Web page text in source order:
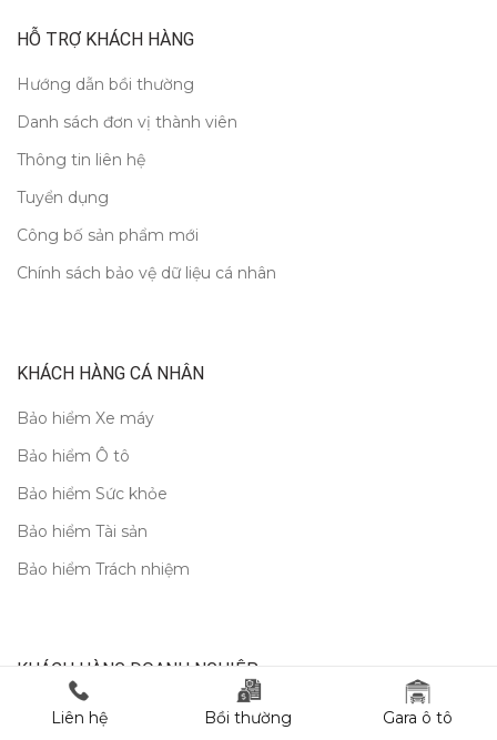
Liên hệ Bồi thường Gara ô tô
HỖ TRỢ KHÁCH HÀNG
Hướng dẫn bồi thường
Danh sách đơn vị thành viên
Thông tin liên hệ
Tuyển dụng
Công bố sản phẩm mới
Chính sách bảo vệ dữ liệu cá nhân
KHÁCH HÀNG CÁ NHÂN
Bảo hiểm Xe máy
Bảo hiểm Ô tô
Bảo hiểm Sức khỏe
Bảo hiểm Tài sản
Bảo hiểm Trách nhiệm
KHÁCH HÀNG DOANH NGHIỆP
Bảo hiểm Xe cơ giới